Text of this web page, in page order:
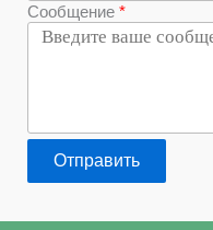
Сообщение
Отправить